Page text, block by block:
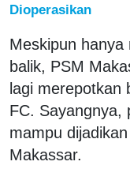
Dioperasikan
Meskipun
balik, PSM
lagi merepotkan
FC. Sayangnya,
mampu
Makassar.